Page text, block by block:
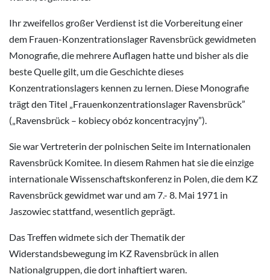
Ihr zweifellos großer Verdienst ist die Vorbereitung einer
dem Frauen-Konzentrationslager Ravensbrück gewidmeten
Monografie, die mehrere Auflagen hatte und bisher als die
beste Quelle gilt, um die Geschichte dieses
Konzentrationslagers kennen zu lernen. Diese Monografie
trägt den Titel „Frauenkonzentrationslager Ravensbrück”
(„Ravensbrück – kobiecy obóz koncentracyjny”).
Sie war Vertreterin der polnischen Seite im Internationalen
Ravensbrück Komitee. In diesem Rahmen hat sie die einzige
internationale Wissenschaftskonferenz in Polen, die dem KZ
Ravensbrück gewidmet war und am 7.- 8. Mai 1971 in
Jaszowiec stattfand, wesentlich geprägt.
Das Treffen widmete sich der Thematik der
Widerstandsbewegung im KZ Ravensbrück in allen
Nationalgruppen, die dort inhaftiert waren.